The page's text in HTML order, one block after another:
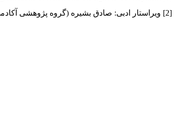
[2] ویراستار ادبی: صادق بشیره (گروه پژوهشی آکادمی بیگدلی)